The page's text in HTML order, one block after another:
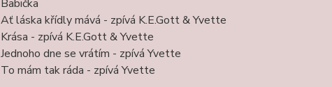
Babička
Ať láska křídly mává - zpívá K.E.Gott & Yvette
Krása - zpívá K.E.Gott & Yvette
Jednoho dne se vrátím - zpívá Yvette
To mám tak ráda - zpívá Yvette